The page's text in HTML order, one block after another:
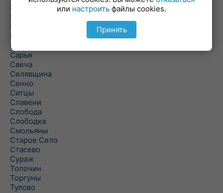
Полоцк
Поставы
Прозороки
Россоны
Руба
Сарья
Свеча
Селявщина
Сенно
Ситцы
Славени
Слобода
Слободка
Смольяны
Старое Село
Стасево
Сураж
Толочин
Торгуны
Тулово
или настроить файлы cookies.
Принять